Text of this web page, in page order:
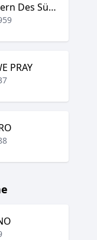
Fc Bayern Stern Des Südens
PRAY